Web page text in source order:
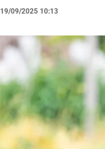
19/09/2025 10:13